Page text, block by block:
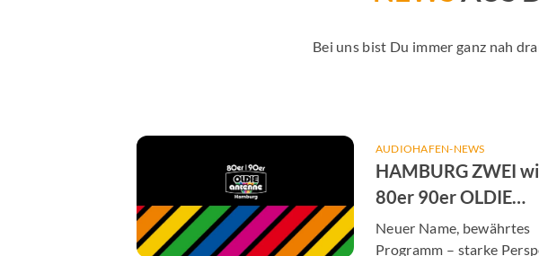
Bei uns bist Du immer ganz nah
AUDIOHAFEN-NEWS
HAMBURG ZWEI
80er 90er OLDIE
ANTENNE Hamburg
Neuer Name, bewährtes
Programm – starke